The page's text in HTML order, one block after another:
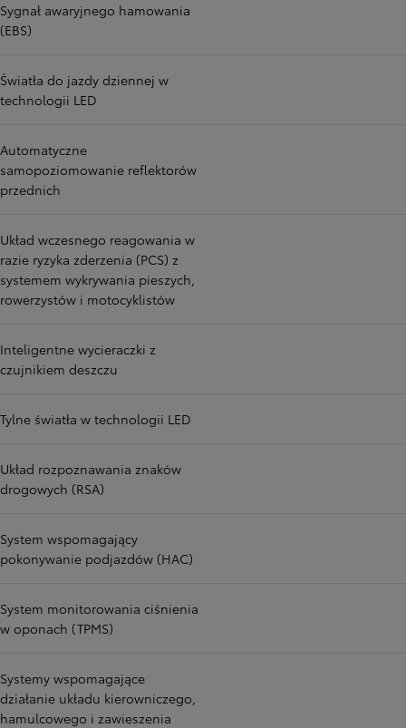
Sygnał awaryjnego hamowania
(EBS)
Światła do jazdy dziennej w
technologii LED
Automatyczne
samopoziomowanie reflektorów
przednich
Układ wczesnego reagowania w
razie ryzyka zderzenia (PCS) z
systemem wykrywania pieszych,
rowerzystów i motocyklistów
Inteligentne wycieraczki z
czujnikiem deszczu
Tylne światła w technologii LED
Układ rozpoznawania znaków
drogowych (RSA)
System wspomagający
pokonywanie podjazdów (HAC)
System monitorowania ciśnienia
w oponach (TPMS)
Systemy wspomagające
działanie układu kierowniczego,
hamulcowego i zawieszenia